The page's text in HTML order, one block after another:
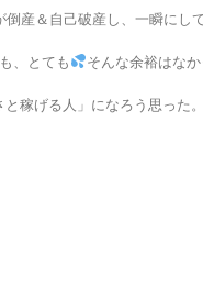
産＆自己破産し、一瞬にし
、とても そんな余裕はなか
稼げる人」になろう思った。